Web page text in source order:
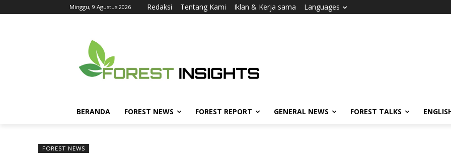
Minggu, 9 Agustus 2026 Redaksi Tentang Kami Iklan & Kerja sama Languages
BERANDA FOREST NEWS FOREST REPORT GENERAL NEWS FOREST TALKS
FOREST NEWS